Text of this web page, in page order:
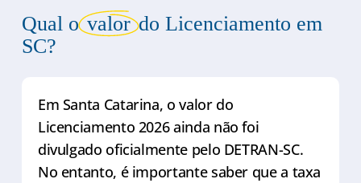
Qual ovalordo Licenciamento em
SC?
Em Santa Catarina, o valor do
Licenciamento 2026 ainda não foi
divulgado oficialmente pelo DETRAN-SC.
No entanto, é importante saber que a taxa